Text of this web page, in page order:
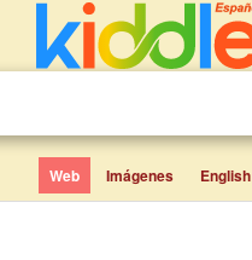
Web Imágenes English